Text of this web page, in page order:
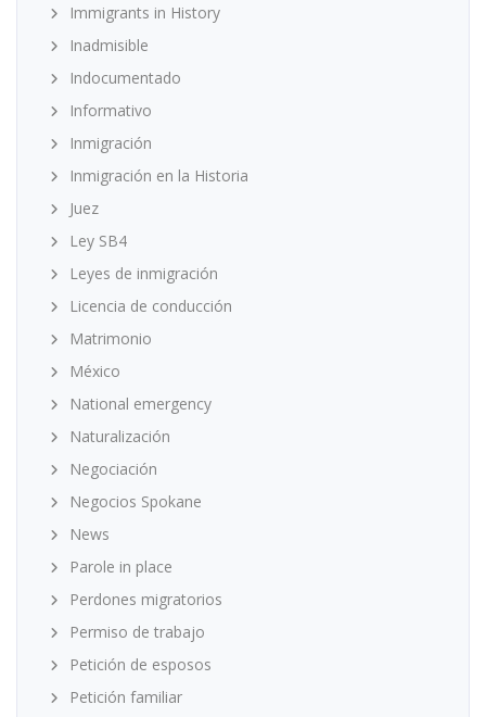
Immigrants in History
Inadmisible
Indocumentado
Informativo
Inmigración
Inmigración en la Historia
Juez
Ley SB4
Leyes de inmigración
Licencia de conducción
Matrimonio
México
National emergency
Naturalización
Negociación
Negocios Spokane
News
Parole in place
Perdones migratorios
Permiso de trabajo
Petición de esposos
Petición familiar